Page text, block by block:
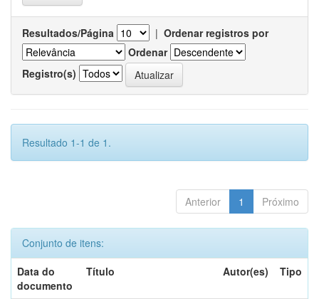
Resultados/Página | Ordenar registros por
Ordenar
Registro(s)
Resultado 1-1 de 1.
Anterior 1 Próximo
Conjunto de itens:
Data do
documento
Título Autor(es) Tipo